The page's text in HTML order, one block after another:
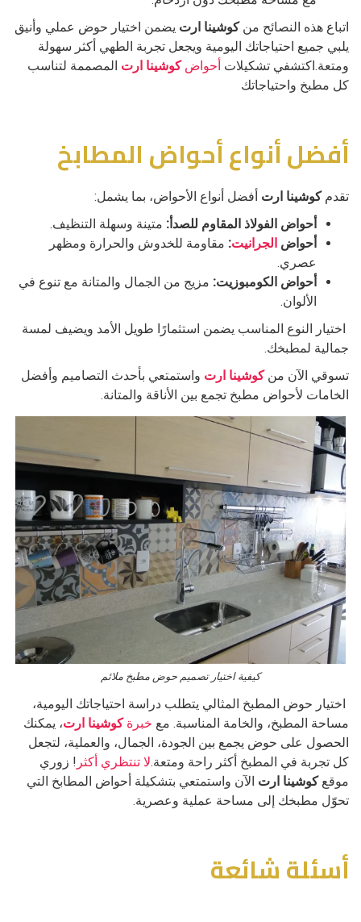
اتباع هذه النصائح منكوشينا ارت يضمن اختيار حوض عملي وأنيق
يلبي جميع احتياجاتك اليومية ويجعل تجربة الطهي أكثر سهولة
ومتعة.اكتشفي تشكيلات أحواضكوشينا ارت المصممة لتناسب
كل مطبخ واحتياجاتك
أفضل أنواع أحواض المطابخ
تقدمكوشينا ارت أفضل أنواع الأحواض، بما يشمل:
أحواض الفولاذ المقاوم للصدأ: متينة وسهلة التنظيف.
أحواض الجرانيت: مقاومة للخدوش والحرارة ومظهر
عصري.
أحواض الكومبوزيت: مزيج من الجمال والمتانة مع تنوع في
الألوان.
اختيار النوع المناسب يضمن استثمارًا طويل الأمد ويضيف لمسة
جمالية لمطبخك.
تسوقي الآن من كوشينا ارت واستمتعي بأحدث التصاميم وأفضل
الخامات لأحواض مطبخ تجمع بين الأناقة والمتانة.
كيفية اختيار تصميم حوض مطبخ ملائم
اختيار حوض المطبخ المثالي يتطلب دراسة احتياجاتك اليومية،
مساحة المطبخ، والخامة المناسبة. مع خبرةكوشينا ارت، يمكنك
الحصول على حوض يجمع بين الجودة، الجمال، والعملية، لتجعل
كل تجربة في المطبخ أكثر راحة ومتعة.لا تنتظري أكثر ! زوري
موقعكوشينا ارت الآن واستمتعي بتشكيلة أحواض المطابخ التي
تحوّل مطبخك إلى مساحة عملية وعصرية.
أسئلة شائعة